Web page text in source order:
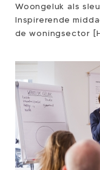
Woongeluk als
Inspirerende
de woningsector [HUIZEN], [26 februari] –
professionals uit
de Woongeluk
inspirerende
van de invloed
bewoners,
Onder leiding van
Teeuwissen
inzichten in hoe